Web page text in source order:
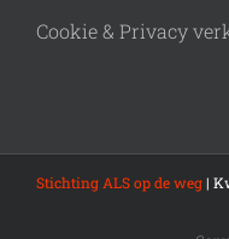
Cookie & Privacy
Stichting ALS op de weg|